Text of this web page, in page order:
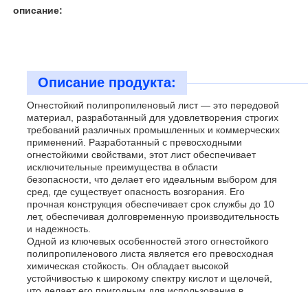
Продукция
Наша фабрика
контроль качества
контактные данные
Новости
Все случаи
описание:
Описание продукта:
Огнестойкий полипропиленовый лист — это передовой
материал, разработанный для удовлетворения строгих
требований различных промышленных и коммерческих
применений. Разработанный с превосходными
огнестойкими свойствами, этот лист обеспечивает
исключительные преимущества в области
безопасности, что делает его идеальным выбором для
сред, где существует опасность возгорания. Его
прочная конструкция обеспечивает срок службы до 10
лет, обеспечивая долговременную производительность
и надежность.
Одной из ключевых особенностей этого огнестойкого
полипропиленового листа является его превосходная
химическая стойкость. Он обладает высокой
устойчивостью к широкому спектру кислот и щелочей,